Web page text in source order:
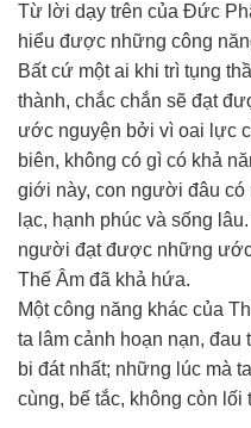
Từ lời dạy trên của Đức
hiểu được những công
Bất cứ một ai khi trì tụng
thành, chắc chắn sẽ đạt
ước nguyện bởi vì oai lực
biên, không có gì có khả
giới này, con người đâu có
lạc, hạnh phúc và sống
người đạt được những
Thế Âm đã khả hứa.
Một công năng khác của
ta lâm cảnh hoạn nạn, đau
bi đát nhất; những lúc mà
cùng, bế tắc, không còn lối